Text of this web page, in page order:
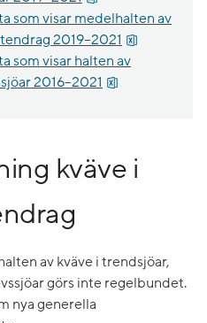
som visar medelhalten av
2019–2021
som visar halten av
2016–2021
kväve i
av kväve i trendsjöar,
görs inte regelbundet.
nya generella